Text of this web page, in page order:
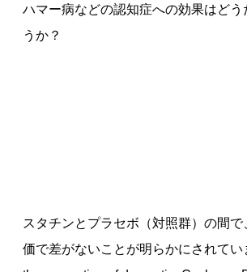
ハマー病などの認知症への効果はどう
うか？
スタチンとプラセボ（対照群）の間
価で差がないことが明らかにされてい